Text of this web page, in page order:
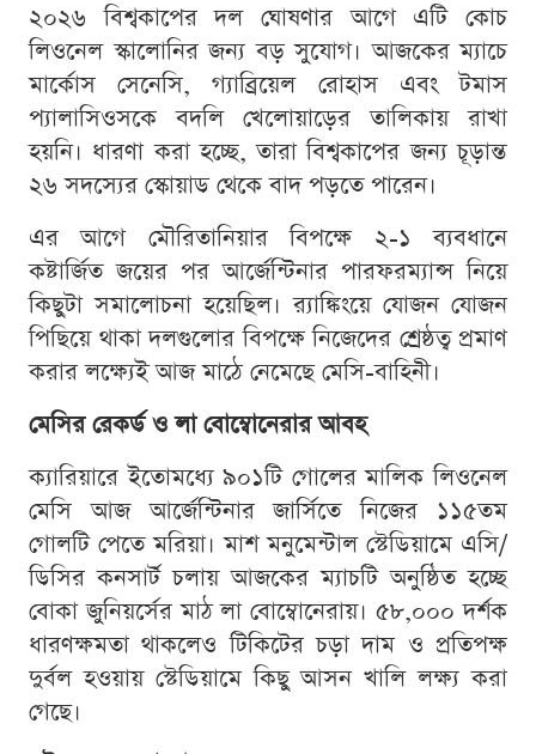
২০২৬ বিশ্বকাপের দল ঘোষণার আগে এটি কোচ
লিওনেল স্কালোনির জন্য বড় সুযোগ। আজকের ম্যাচে
মার্কোস সেনেসি, গ্যাব্রিয়েল রোহাস এবং টমাস
প্যালাসিওসকে বদলি খেলোয়াড়ের তালিকায় রাখা
হয়নি। ধারণা করা হচ্ছে, তারা বিশ্বকাপের জন্য চূড়ান্ত
২৬ সদস্যের স্কোয়াড থেকে বাদ পড়তে পারেন।
এর আগে মৌরিতানিয়ার বিপক্ষে ২-১ ব্যবধানে
কষ্টার্জিত জয়ের পর আর্জেন্টিনার পারফরম্যান্স নিয়ে
কিছুটা সমালোচনা হয়েছিল। র‍্যাঙ্কিংয়ে যোজন যোজন
পিছিয়ে থাকা দলগুলোর বিপক্ষে নিজেদের শ্রেষ্ঠত্ব প্রমাণ
করার লক্ষ্যেই আজ মাঠে নেমেছে মেসি-বাহিনী।
মেসির রেকর্ড ও লা বোম্বোনেরার আবহ
ক্যারিয়ারে ইতোমধ্যে ৯০১টি গোলের মালিক লিওনেল
মেসি আজ আর্জেন্টিনার জার্সিতে নিজের ১১৫তম
গোলটি পেতে মরিয়া। মাশ মনুমেন্টাল স্টেডিয়ামে এসি/
ডিসির কনসার্ট চলায় আজকের ম্যাচটি অনুষ্ঠিত হচ্ছে
বোকা জুনিয়র্সের মাঠ লা বোম্বোনেরায়। ৫৮,০০০ দর্শক
ধারণক্ষমতা থাকলেও টিকিটের চড়া দাম ও প্রতিপক্ষ
দুর্বল হওয়ায় স্টেডিয়ামে কিছু আসন খালি লক্ষ্য করা
গেছে।